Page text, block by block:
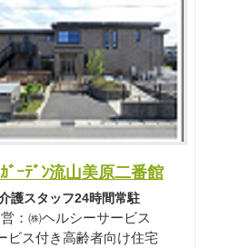
ﾞｰﾃﾞﾝ流山美原二番館
護スタッフ24時間常駐
：㈱ヘルシーサービス
ビス付き高齢者向け住宅